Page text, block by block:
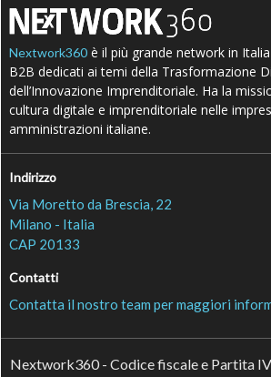
Nextwork360 è il più grande network in
B2B dedicati ai temi della Trasformazione
dell’Innovazione Imprenditoriale. Ha la
cultura digitale e imprenditoriale nelle
amministrazioni italiane.
Indirizzo
Via Moretto da Brescia, 22
Milano - Italia
CAP 20133
Contatti
Contatta il nostro team per maggiori
Nextwork360 - Codice fiscale e Partita